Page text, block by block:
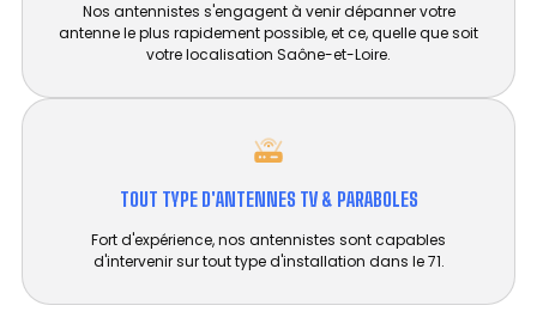
Nos antennistes s'engagent à venir dépanner votre
antenne le plus rapidement possible, et ce, quelle que soit
votre localisation Saône-et-Loire.
TOUT TYPE D'ANTENNES TV & PARABOLES
Fort d'expérience, nos antennistes sont capables
d'intervenir sur tout type d'installation dans le 71.